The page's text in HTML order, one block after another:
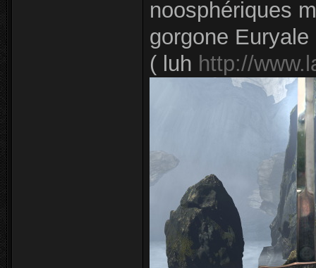
noosphériques
gorgone
( luh http://